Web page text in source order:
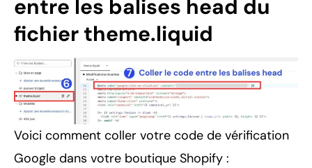
entre les balises head du
fichier theme.liquid
Voici comment coller votre code de vérification
Google dans votre boutique Shopify :